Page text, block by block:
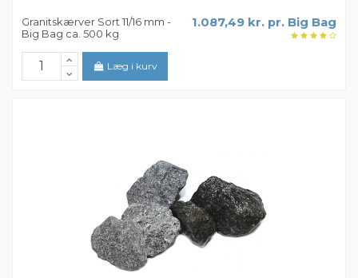
Granitskærver Sort 11/16 mm -
Big Bag ca. 500 kg
1.087,49 kr. pr. Big Bag
Læg i kurv